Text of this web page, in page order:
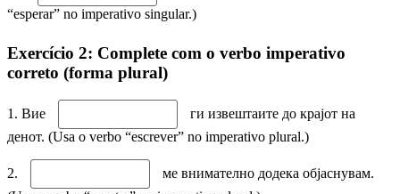
“esperar” no imperativo singular.)
Exercício 2: Complete com o verbo imperativo
correto (forma plural)
1. Вие
ги извештаите до крајот на
денот. (Usa o verbo “escrever” no imperativo plural.)
2.
ме внимателно додека објаснувам.